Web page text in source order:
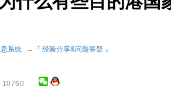
系统 → 『 经验分享&问题答疑 』
10760